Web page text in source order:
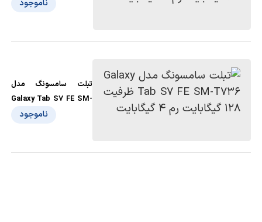
ناموجود
تبلت سامسونگ مدل
Galaxy Tab S7 FE SM-
T736 ظرفیت 128ناموجود